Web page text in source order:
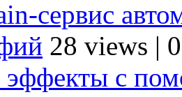
сервис
28 views |
эффекты с